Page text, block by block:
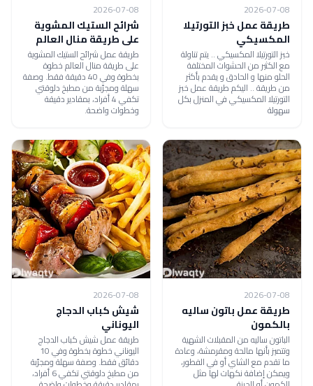
2026-07-08
طريقة عمل خبز التورتيلا
المكسيكي
خبز التورتيلا المكسيكي .. يتم تناولة
مع الكثير من الحشوات المختلفة
الحلو منها و الحادق و يقدم بأكثر
من طريقة .. اليكم طريقة عمل خبز
التورتيلا المكسيكي في المنزل بكل
سهولة
2026-07-08
شرائح الستيك المشوية
على طريقة منال العالم
طريقة عمل شرائح الستيك المشوية
على طريقة منال العالم خطوة
بخطوة وفي 40 دقيقة فقط. وصفة
سهلة ومجرّبة من مطبخ دلوقتي
تكفي 4 أفراد، بمقادير دقيقة
وخطوات واضحة.
2026-07-08
طريقة عمل باتون ساليه
بالكمون
الباتون ساليه من المقبلات الشهية
وتتميز بأنها مالحة ومقرمشة، وعادة
ما تقدم مع الشاي أو في الفطور،
ويمكن إضافة نكهات لها مثل
2026-07-08
شيش كباب الدجاج
اليوناني
طريقة عمل شيش كباب الدجاج
اليوناني خطوة بخطوة وفي 10
دقائق فقط. وصفة سهلة ومجرّبة
من مطبخ دلوقتي تكفي 6 أفراد،